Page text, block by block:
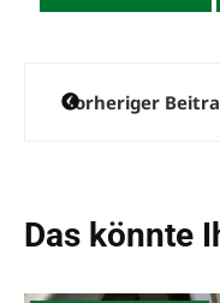
Vorheriger
Das könnte